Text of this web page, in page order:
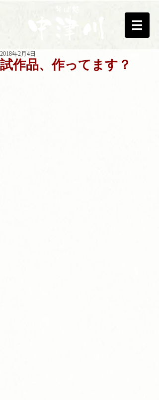
試作品、作ってます？
2018年2月4日